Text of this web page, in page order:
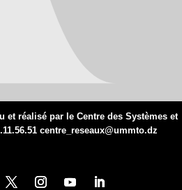
et réalisé par le Centre des Systèmes et
centre_reseaux@ummto.dz